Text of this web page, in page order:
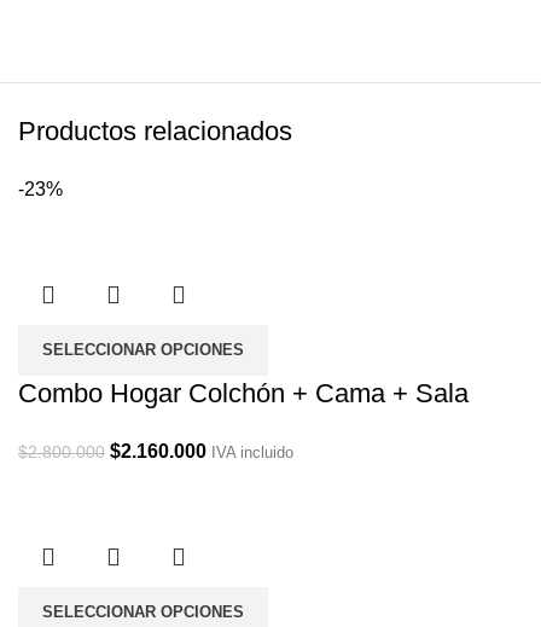
Productos relacionados
-23%
SELECCIONAR OPCIONES
Combo Hogar Colchón + Cama + Sala
$2.800.000 Original
$2.160.000Current
IVA incluido
SELECCIONAR OPCIONES